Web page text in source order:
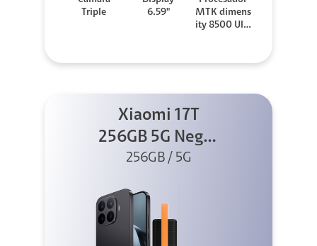
Triple
6.59"
MTK dimens
ity 8500 Ultr
Xiaomi 17T
256GB 5G Negro
+ Sound
256GB / 5G